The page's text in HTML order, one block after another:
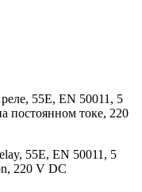
55E, EN 50011, 5
постоянном токе, 220
55E, EN 50011, 5
220 V DC